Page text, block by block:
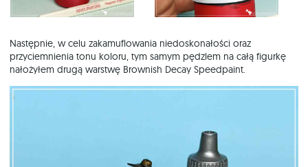
Następnie, w celu zakamuflowania niedoskonałości oraz
przyciemnienia tonu koloru, tym samym pędzlem na całą figurkę
nałożyłem drugą warstwę Brownish Decay Speedpaint.